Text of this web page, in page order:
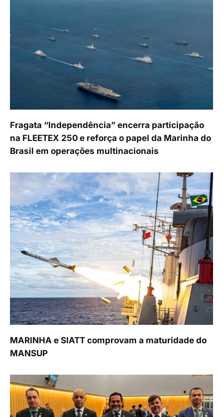
Fragata “Independência” encerra participação
na FLEETEX 250 e reforça o papel da Marinha do
Brasil em operações multinacionais
MARINHA e SIATT comprovam a maturidade do
MANSUP